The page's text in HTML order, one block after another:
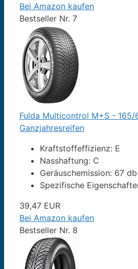
Bei Amazon kaufen
Bestseller Nr. 7
Fulda Multicontrol M+S - 165/
Ganzjahresreifen
Kraftstoffeffizienz: E
Nasshaftung: C
Geräuschemission: 67 db
Spezifische
39,47 EUR
Bei Amazon kaufen
Bestseller Nr. 8